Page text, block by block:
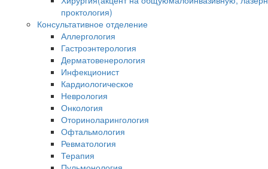
проктология)
Консультативное отделение
Аллергология
Гастроэнтерология
Дерматовенерология
Инфекционист
Кардиологическое
Неврология
Онкология
Оториноларингология
Офтальмология
Ревматология
Терапия